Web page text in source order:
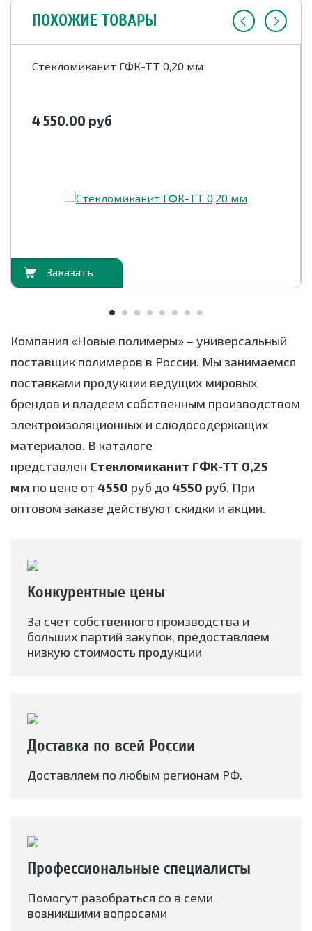
ПОХОЖИЕ ТОВАРЫ
Стекломиканит ГФК-ТТ 0,20 мм
4 550.00 руб
Компания «Новые полимеры» – универсальный
поставщик полимеров в России. Мы занимаемся
поставками продукции ведущих мировых
брендов и владеем собственным производством
электроизоляционных и слюдосодержащих
материалов. В каталоге
представлен Стекломиканит ГФК-ТТ 0,25
мм по цене от 4550 руб до 4550 руб. При
оптовом заказе действуют скидки и акции.
Конкурентные цены
За счет собственного производства и
больших партий закупок, предоставляем
низкую стоимость продукции
Доставка по всей России
Доставляем по любым регионам РФ.
Профессиональные специалисты
Помогут разобраться со в семи
возникшими вопросами